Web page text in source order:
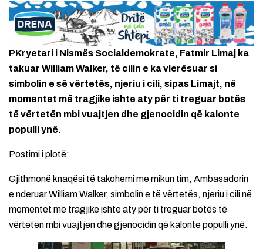
PKryetari i Nismës Socialdemokrate, Fatmir Limaj ka
takuar William Walker, të cilin e ka vlerësuar si
simbolin e së vërtetës, njeriu i cili, sipas Limajt, në
momentet më tragjike ishte aty për ti treguar botës
të vërtetën mbi vuajtjen dhe gjenocidin që kalonte
populli ynë.
Postimi i plotë:
Gjithmonë knaqësi të takohemi me mikun tim, Ambasadorin
e nderuar William Walker, simbolin e të vërtetës, njeriu i cili në
momentet më tragjike ishte aty për ti treguar botës të
vërtetën mbi vuajtjen dhe gjenocidin që kalonte populli ynë.